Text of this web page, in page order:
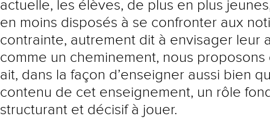
actuelle, les élèves, de plus en plus
en moins disposés à se confronter aux
contrainte, autrement dit à envisager leur
comme un cheminement, nous
ait, dans la façon d’enseigner aussi bien
contenu de cet enseignement, un rôle
structurant et décisif à jouer.